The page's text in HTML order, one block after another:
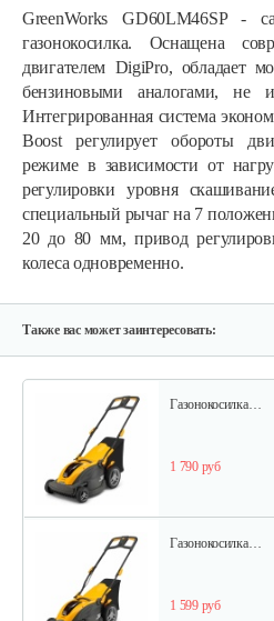
GreenWorks GD60LM46SP -
газонокосилка. Оснащена
двигателем DigiPro, обладает
бензиновыми аналогами, не
Интегрированная система
Boost регулирует обороты
режиме в зависимости от
регулировки уровня
специальный рычаг на 7
20 до 80 мм, привод
колеса одновременно.
Также вас может заинтересовать:
Аккумуляторная…
750 руб
Аккумуляторная…
3 030 руб
Газонокосилка…
1 790 руб
Газонокосилка…
1 599 руб